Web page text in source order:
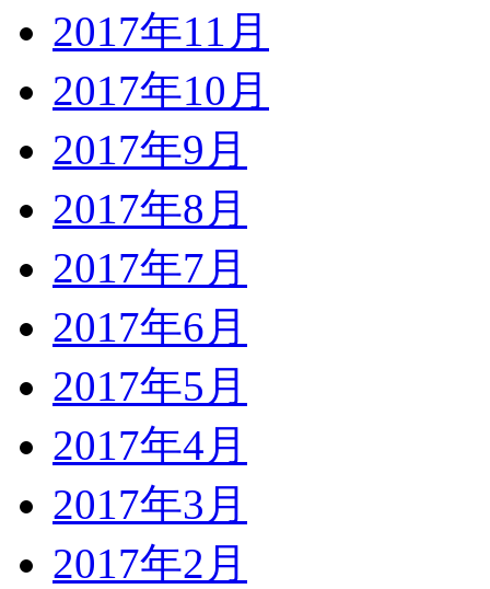
2017年11月
2017年10月
2017年9月
2017年8月
2017年7月
2017年6月
2017年5月
2017年4月
2017年3月
2017年2月